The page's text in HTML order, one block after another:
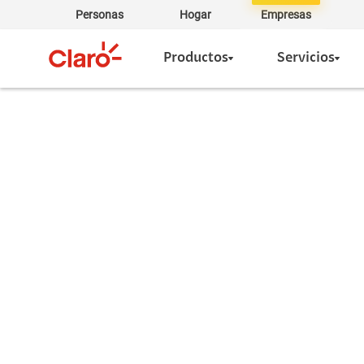
Personas Hogar Empresas
Productos Servicios